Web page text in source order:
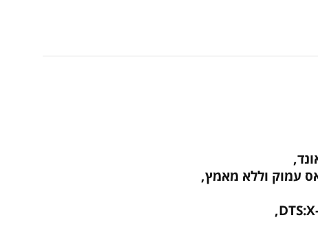
עמוק וללא מאמץ,